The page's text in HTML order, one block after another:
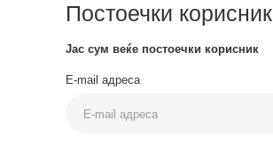
Постоечки корисник
Јас сум веќе постоечки корисник
E-mail адреса